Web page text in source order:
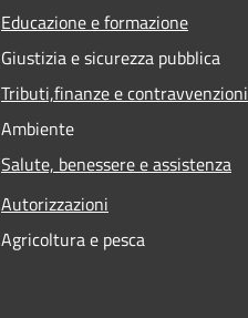
Educazione e formazione
Giustizia e sicurezza pubblica
Tributi,finanze e contravvenzioni
Ambiente
Salute, benessere e assistenza
Autorizzazioni
Agricoltura e pesca